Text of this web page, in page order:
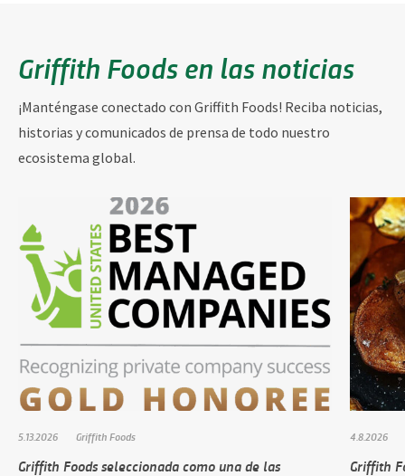
Griffith Foods en las noticias
¡Manténgase conectado con Griffith Foods! Reciba noticias,
historias y comunicados de prensa de todo nuestro
ecosistema global.
5.13.2026 Griffith Foods
Griffith Foods seleccionada como una de las
4.8.2026
Griffith